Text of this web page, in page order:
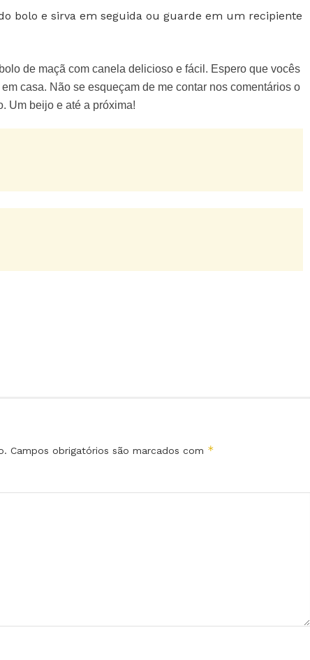
bolo e sirva em seguida ou guarde em um recipiente
de maçã com canela delicioso e fácil. Espero que vocês
casa. Não se esqueçam de me contar nos comentários o
Um beijo e até a próxima!
Campos obrigatórios são marcados com *